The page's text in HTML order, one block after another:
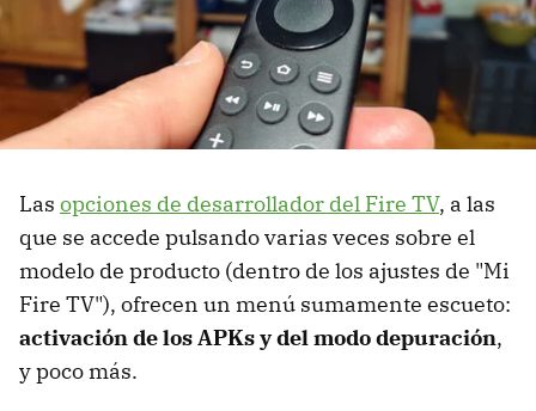
Las opciones de desarrollador del Fire TV, a las
que se accede pulsando varias veces sobre el
modelo de producto (dentro de los ajustes de "Mi
Fire TV"), ofrecen un menú sumamente escueto:
activación de los APKs y del modo depuración,
y poco más.